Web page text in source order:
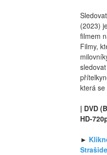
(2023)
filmem
Filmy,
která
| DVD
HD-
►